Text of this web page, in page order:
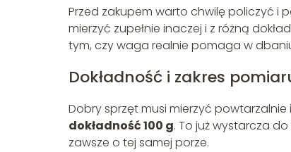
Przed zakupem warto chwilę policzyć
mierzyć zupełnie inaczej i z różną
tym, czy waga realnie pomaga w
Dokładność i zakres
Dobry sprzęt musi mierzyć
dokładność 100 g. To już wystarcza
zawsze o tej samej porze.